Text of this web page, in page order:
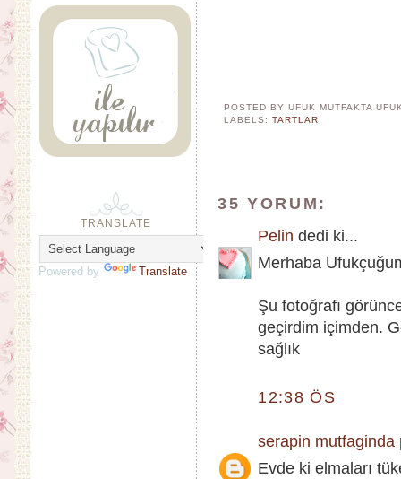
POSTED BY UFUK MUTFAKTA
LABELS:TARTLAR
35 YORUM:
Pelin dedi ki...
Merhaba
Şu fotoğrafı
geçirdim içimden.
sağlık
12:38 ÖS
serapin mutfaginda
Evde ki elmaları
TRANSLATE
Powered by Translate